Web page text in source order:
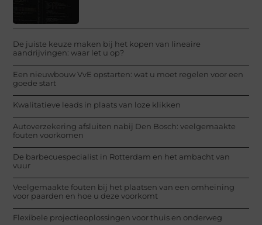
De juiste keuze maken bij het kopen van lineaire
aandrijvingen: waar let u op?
Een nieuwbouw VvE opstarten: wat u moet regelen voor een
goede start
Kwalitatieve leads in plaats van loze klikken
Autoverzekering afsluiten nabij Den Bosch: veelgemaakte
fouten voorkomen
De barbecuespecialist in Rotterdam en het ambacht van
vuur
Veelgemaakte fouten bij het plaatsen van een omheining
voor paarden en hoe u deze voorkomt
Flexibele projectieoplossingen voor thuis en onderweg